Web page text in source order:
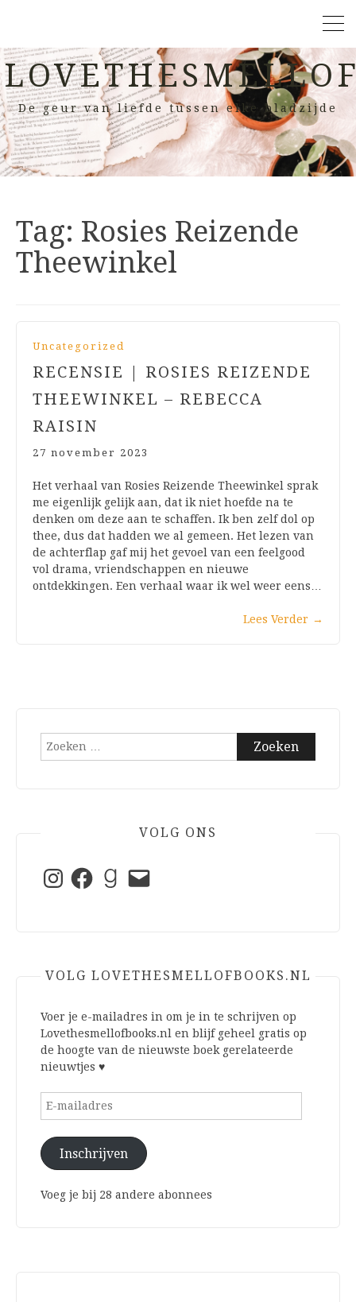
De geur van liefde tussen elke bladzijde
Tag: Rosies Reizende
Theewinkel
Uncategorized
RECENSIE | ROSIES REIZENDE
THEEWINKEL – REBECCA
RAISIN
27 november 2023
Het verhaal van Rosies Reizende Theewinkel sprak
me eigenlijk gelijk aan, dat ik niet hoefde na te
denken om deze aan te schaffen. Ik ben zelf dol op
thee, dus dat hadden we al gemeen. Het lezen van
de achterflap gaf mij het gevoel van een feelgood
vol drama, vriendschappen en nieuwe
ontdekkingen. Een verhaal waar ik wel weer eens…
Lees Verder →
Zoeken
VOLG ONS
InstagramFacebookGoodreads
E-
mail
VOLG LOVETHESMELLOFBOOKS.NL
Voer je e-mailadres in om je in te schrijven op
Lovethesmellofbooks.nl en blijf geheel gratis op
de hoogte van de nieuwste boek gerelateerde
nieuwtjes ♥
E-
Inschrijven
Voeg je bij 28 andere abonnees